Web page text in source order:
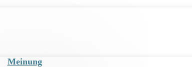
Meinung